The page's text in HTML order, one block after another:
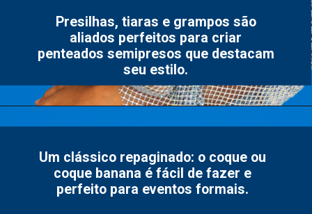
Presilhas, tiaras e grampos são
aliados perfeitos para criar
penteados semipresos que destacam
seu estilo.
Um clássico repaginado: o coque ou
coque banana é fácil de fazer e
perfeito para eventos formais.